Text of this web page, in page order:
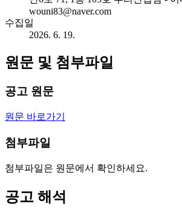
wouni83@naver.com
수집일
2026. 6. 19.
원문 및 첨부파일
공고 원문
원문 바로가기
첨부파일
첨부파일은 원문에서 확인하세요.
공고 해석